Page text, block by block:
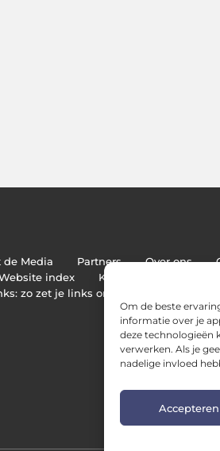
Om de beste
informatie over je
deze technologieën
verwerken. Als je
nadelige invloed
Accepteren
de Media Partners Over ons
index
Kwalitatieve
zo zet je links om in inkomsten